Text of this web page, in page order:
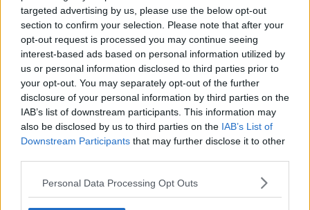
targeted advertising by us, please use the below opt-out
section to confirm your selection. Please note that after your
opt-out request is processed you may continue seeing
interest-based ads based on personal information utilized by
us or personal information disclosed to third parties prior to
your opt-out. You may separately opt-out of the further
disclosure of your personal information by third parties on the
IAB’s list of downstream participants. This information may
also be disclosed by us to third parties on the IAB’s List of
Downstream Participants that may further disclose it to other
Personal Data Processing Opt Outs
preoccupata di chi fossero quelli che a Crotone in Calabria le
cercavano i voti ... come anche in altre parti d'Italia.
L'antimafia l'avrebbe dovuta cominciare a praticare liberandosi dai
suoi sostenitori ... che si opponevano alla assegnazione deiterreni
confiscati alle cooperative. Il mondo è davvero strano, ti riserva
sempre delle sorprese ...
I bacini di voti discutibili e impresentabili diventano buoni solo se
sono tuoi ...Ho conosciuto personalmente in Calabriaconsiglieri
di area Bindi che si opponevano al progetto di
assegnazione dei terreni confiscati, contro il Sindaco che
“teoricamente” avrebbero dovuto sostenere.